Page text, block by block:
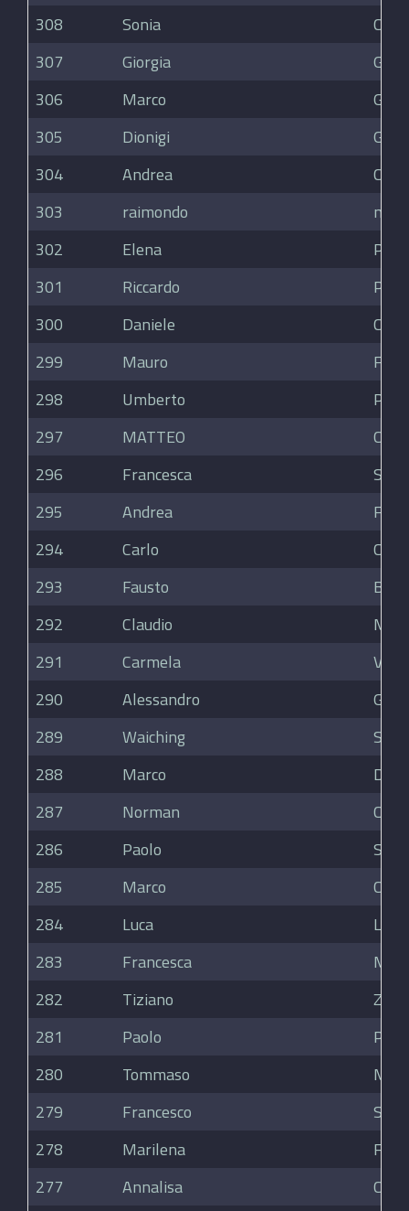
308
Sonia
Carli
307
Giorgia
306
Marco
305
Dionigi
304
Andrea
303
raimondo
302
Elena
301
Riccardo
300
Daniele
299
Mauro
298
Umberto
297
MATTEO
296
Francesca
295
Andrea
294
Carlo
293
Fausto
292
Claudio
291
Carmela
290
Alessandro
289
Waiching
Soh
288
Marco
287
Norman
286
Paolo
285
Marco
284
Luca
283
Francesca
282
Tiziano
281
Paolo
280
Tommaso
279
Francesco
278
Marilena
Fall
277
Annalisa